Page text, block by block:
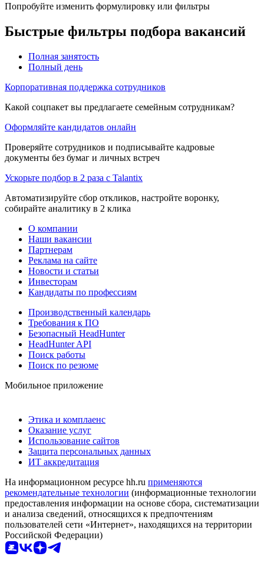
Попробуйте изменить формулировку или фильтры
Быстрые фильтры подбора вакансий
Полная занятость
Полный день
Корпоративная поддержка сотрудников
Какой соцпакет вы предлагаете семейным сотрудникам?
Оформляйте кандидатов онлайн
Проверяйте сотрудников и подписывайте кадровые
документы без бумаг и личных встреч
Ускорьте подбор в 2 раза с Talantix
Автоматизируйте сбор откликов, настройте воронку,
собирайте аналитику в 2 клика
О компании
Наши вакансии
Партнерам
Реклама на сайте
Новости и статьи
Инвесторам
Кандидаты по профессиям
Производственный календарь
Требования к ПО
Безопасный HeadHunter
HeadHunter API
Поиск работы
Поиск по резюме
Мобильное приложение
Этика и комплаенс
Оказание услуг
Использование сайтов
Защита персональных данных
ИТ аккредитация
На информационном ресурсе hh.ru применяются
рекомендательные технологии (информационные технологии
предоставления информации на основе сбора, систематизации
и анализа сведений, относящихся к предпочтениям
пользователей сети «Интернет», находящихся на территории
Российской Федерации)